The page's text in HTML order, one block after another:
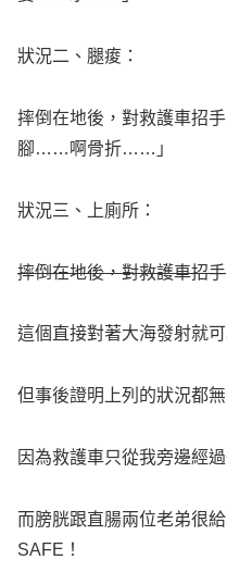
狀況二、腿痠：
摔倒在地後，對救護車招
腳……啊骨折……」
狀況三、上廁所：
摔倒在地後，對救護車招手
這個直接對著大海發射就可
但事後證明上列的狀況都無
因為救護車只從我旁邊經
而膀胱跟直腸兩位老弟很
SAFE！